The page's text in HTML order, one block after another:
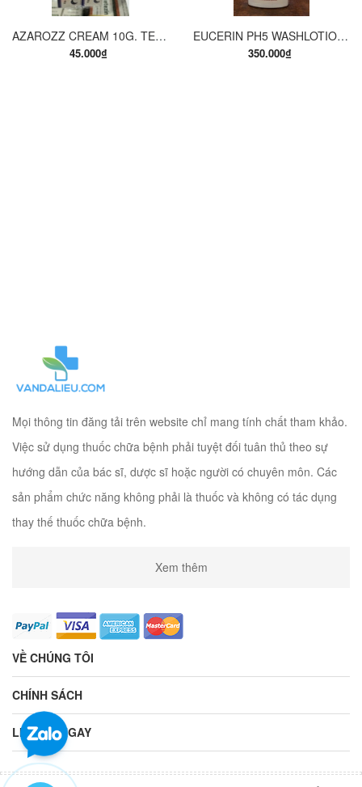
AZAROZZ CREAM 10G. TERBINAFINE 1%. THUỐC TRỊ NẤM DA CHÂN, NẤM DA ĐÙI, NẤM DA THÂN, LANG BEN...
45.000₫
EUCERIN PH5 WASHLOTION 400ML. SỮA TẮM DẠNG GEL CHO DA NHẠY CẢM.
350.000₫
Mọi thông tin đăng tải trên website chỉ mang tính chất tham khảo.
Việc sử dụng thuốc chữa bệnh phải tuyệt đối tuân thủ theo sự
hướng dẫn của bác sĩ, dược sĩ hoặc người có chuyên môn. Các
sản phẩm chức năng không phải là thuốc và không có tác dụng
thay thế thuốc chữa bệnh.
Xem thêm
VỀ CHÚNG TÔI
CHÍNH SÁCH
LIÊN HỆ NGAY